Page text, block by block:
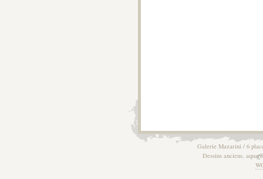
Galerie Mazarini / 6
Dessins anciens,